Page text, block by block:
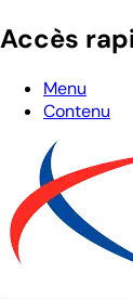
Accès
Menu
Contenu